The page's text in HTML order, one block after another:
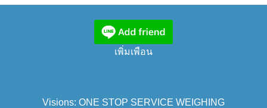
เพิ่มเพือน
Visions: ONE STOP SERVICE WEIGHING